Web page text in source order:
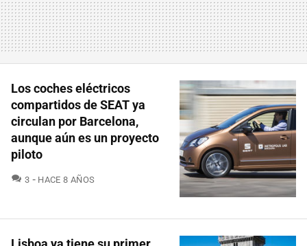
Los coches eléctricos
compartidos de SEAT ya
circulan por Barcelona,
aunque aún es un proyecto
piloto
3 COMENTARIOS
HACE 8 AÑOS